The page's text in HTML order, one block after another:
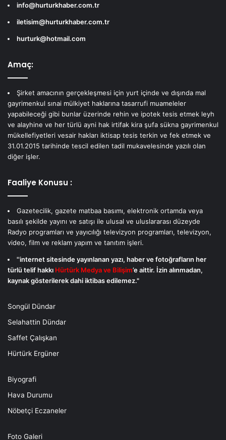
info@hurturkhaber.com.tr
iletisim@hurturkhaber.com.tr
hurturk@hotmail.com
Amaç:
Şirket amacının gerçekleşmesi için yurt içinde ve dışında mal
gayrimenkul sınai mülkiyet haklarına tasarrufi muameleler
yapabileceği gibi bunlar üzerinde rehin ve ipotek tesis etmek leyh
ve alayhine ve her türlü ayni hak irtifak kira şufa sükna gayrimenkul
mükellefiyetleri vesair hakları iktisap tesis terkin ve fek etmek ve
31.01.2015 tarihinde tescil edilen tadil mukavelesinde yazılı olan
diğer işler.
Faaliye Konusu :
Gazetecilik, gazete matbaa basımı, elektronik ortamda veya
basılı şekilde yayını ve satışı ile ulusal ve uluslararası düzeyde
Radyo programları ve yayıcılığı televizyon programları, televizyon,
video, film ve reklam yapım ve tanıtım işleri.
''internet sitesinde yayınlanan yazı, haber ve fotoğrafların her
türlü telif hakkı Hürtürk Medya ve Bilişim’e aittir. İzin alınmadan,
kaynak gösterilerek dahi iktibas edilemez."
Songül Dündar
Selahattin Dündar
Saffet Çalışkan
Hürtürk Ergüner
Biyografi
Hava Durumu
Nöbetçi Eczaneler
Foto Galeri